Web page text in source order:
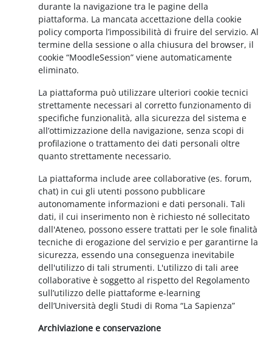
durante la navigazione tra le pagine della
piattaforma. La mancata accettazione della cookie
policy comporta l’impossibilità di fruire del servizio. Al
termine della sessione o alla chiusura del browser, il
cookie “MoodleSession” viene automaticamente
eliminato.
La piattaforma può utilizzare ulteriori cookie tecnici
strettamente necessari al corretto funzionamento di
specifiche funzionalità, alla sicurezza del sistema e
all’ottimizzazione della navigazione, senza scopi di
profilazione o trattamento dei dati personali oltre
quanto strettamente necessario.
La piattaforma include aree collaborative (es. forum,
chat) in cui gli utenti possono pubblicare
autonomamente informazioni e dati personali. Tali
dati, il cui inserimento non è richiesto né sollecitato
dall'Ateneo, possono essere trattati per le sole finalità
tecniche di erogazione del servizio e per garantirne la
sicurezza, essendo una conseguenza inevitabile
dell'utilizzo di tali strumenti. L'utilizzo di tali aree
collaborative è soggetto al rispetto del Regolamento
sull’utilizzo delle piattaforme e-learning
dell’Università degli Studi di Roma “La Sapienza”
Archiviazione e conservazione